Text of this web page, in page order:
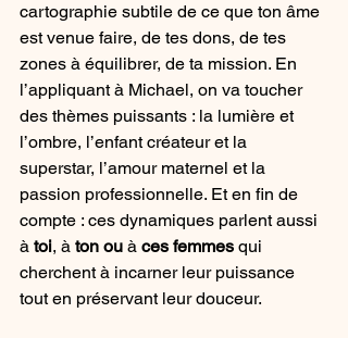
cartographie subtile de ce que ton âme
est venue faire, de tes dons, de tes
zones à équilibrer, de ta mission. En
l’appliquant à Michael, on va toucher
des thèmes puissants : la lumière et
l’ombre, l’enfant créateur et la
superstar, l’amour maternel et la
passion professionnelle. Et en fin de
compte : ces dynamiques parlent aussi
à toi, à ton ou à ces femmes qui
cherchent à incarner leur puissance
tout en préservant leur douceur.